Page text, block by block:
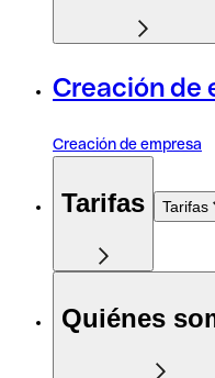
Creación de
Creación de empresa
Tarifas Tarifas
Quiénes